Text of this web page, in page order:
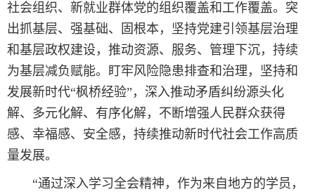
社会组织、新就业群体党的组织覆盖和工作覆盖。突
出抓基层、强基础、固根本，坚持党建引领基层治理
和基层政权建设，推动资源、服务、管理下沉，持续
为基层减负赋能。盯牢风险隐患排查和治理，坚持和
发展新时代“枫桥经验”，深入推动矛盾纠纷源头化
解、多元化解、有序化解，不断增强人民群众获得
感、幸福感、安全感，持续推动新时代社会工作高质
量发展。
“通过深入学习全会精神，作为来自地方的学员，